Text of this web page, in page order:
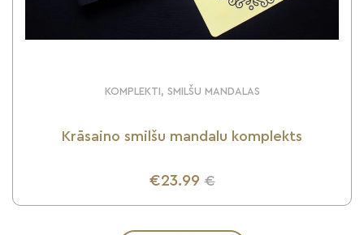
KOMPLEKTI, SMILŠU MANDALAS
Krāsaino smilšu mandalu komplekts
€23.99 €
UZZINI VAIRĀK